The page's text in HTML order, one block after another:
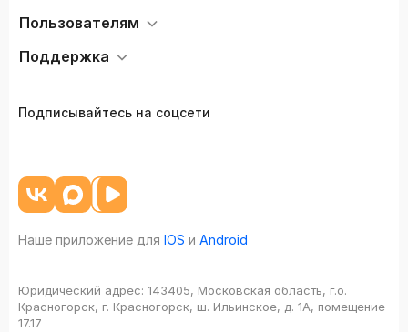
Пользователям
Поддержка
Подписывайтесь на соцсети
Наше приложение для IOS и Android
Юридический адрес: 143405, Московская область, г.о.
Красногорск, г. Красногорск, ш. Ильинское, д. 1А, помещение
17.17